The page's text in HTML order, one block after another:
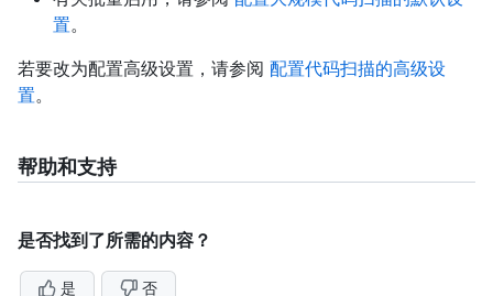
置。
若要改为配置高级设置，请参阅 配置代码扫描的高级设
置。
帮助和支持
是否找到了所需的内容？
是 否